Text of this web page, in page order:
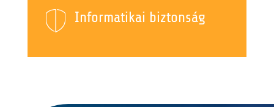
Informatikai biztonság